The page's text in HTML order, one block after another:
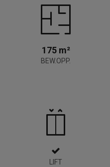
175 m²
BEW.OPP.
LIFT